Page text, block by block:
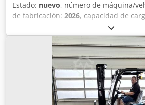
Estado: nuevo, número de máquina/
de fabricación: 2026, capacidad de
, ascensor libre:
de carga:600 mm, tipo de
triple, altura de construcción:
de la horquilla:2.400 mm, tamaño del
12.00-20 100%, tamaño del
12.00-20 100%, peso total:19.300 kg,
, 5218640 Dwodpfx Akszp T
FDC0H-5107-00494